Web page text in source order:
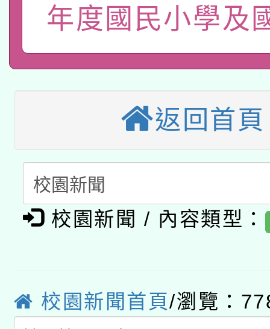
業技術研究院辦理「
用水績優單位及節水達
115年8月22日(星期六
本校115學年度第2次
招甄選結果公告(無人
適應運動共學行動站研
本館辦理115年度閱讀
暨閱讀推動專業研習
科技賦能─人工智慧
礎課程
A3數位素養講師名單
「數位內容與教學軟
薪期間赴陸應申請許可
業技術研究院辦理「
115年8月22日(星期六
年度國民小學及
返回首頁
校園新聞 / 內容類型：
校園新聞首頁/瀏覽：